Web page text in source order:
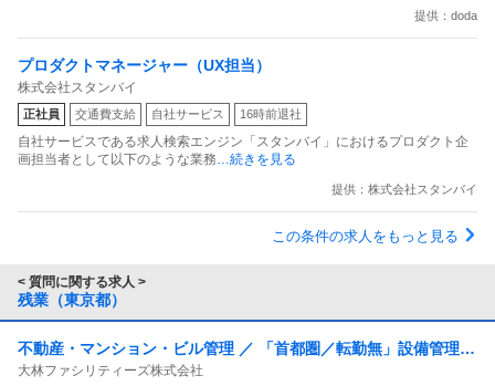
提供：doda
プロダクトマネージャー（UX担当）
株式会社スタンバイ
正社員 交通費支給 自社サービス 16時前退社
自社サービスである求人検索エンジン「スタンバイ」におけるプロダクト企
画担当者として以下のような業務…続きを見る
提供：株式会社スタンバイ
この条件の求人をもっと見る
< 質問に関する求人 >
残業（東京都）
不動産・マンション・ビル管理 ／ 「首都圏／転勤無」設備管理／
所長候補／年収640万～／定年65歳／年間休日126日／福利厚生充
大林ファシリティーズ株式会社